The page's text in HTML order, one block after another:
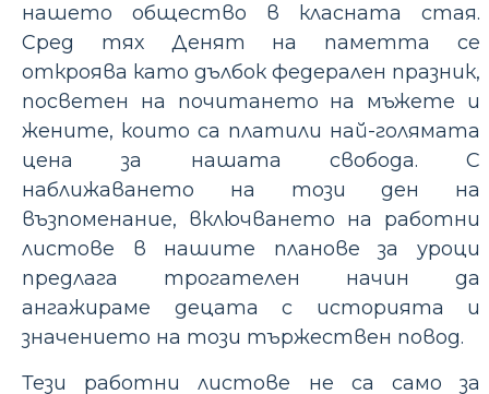
нашето общество в класната стая.
Сред тях Денят на паметта се
откроява като дълбок федерален празник,
посветен на почитането на мъжете и
жените, които са платили най-голямата
цена за нашата свобода. С
наближаването на този ден на
възпоменание, включването на работни
листове в нашите планове за уроци
предлага трогателен начин да
ангажираме децата с историята и
значението на този тържествен повод.
Тези работни листове не са само за